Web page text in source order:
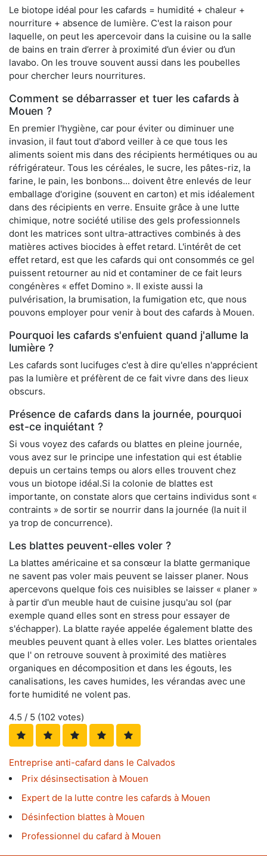
Le biotope idéal pour les cafards = humidité + chaleur +
nourriture + absence de lumière. C'est la raison pour
laquelle, on peut les apercevoir dans la cuisine ou la salle
de bains en train d’errer à proximité d’un évier ou d’un
lavabo. On les trouve souvent aussi dans les poubelles
pour chercher leurs nourritures.
Comment se débarrasser et tuer les cafards à
Mouen ?
En premier l'hygiène, car pour éviter ou diminuer une
invasion, il faut tout d'abord veiller à ce que tous les
aliments soient mis dans des récipients hermétiques ou au
réfrigérateur. Tous les céréales, le sucre, les pâtes-riz, la
farine, le pain, les bonbons... doivent être enlevés de leur
emballage d'origine (souvent en carton) et mis idéalement
dans des récipients en verre. Ensuite grâce à une lutte
chimique, notre société utilise des gels professionnels
dont les matrices sont ultra-attractives combinés à des
matières actives biocides à effet retard. L'intérêt de cet
effet retard, est que les cafards qui ont consommés ce gel
puissent retourner au nid et contaminer de ce fait leurs
congénères « effet Domino ». Il existe aussi la
pulvérisation, la brumisation, la fumigation etc, que nous
pouvons employer pour venir à bout des cafards à Mouen.
Pourquoi les cafards s'enfuient quand j'allume la
lumière ?
Les cafards sont lucifuges c'est à dire qu'elles n'apprécient
pas la lumière et préfèrent de ce fait vivre dans des lieux
obscurs.
Présence de cafards dans la journée, pourquoi
est-ce inquiétant ?
Si vous voyez des cafards ou blattes en pleine journée,
vous avez sur le principe une infestation qui est établie
depuis un certains temps ou alors elles trouvent chez
vous un biotope idéal.Si la colonie de blattes est
importante, on constate alors que certains individus sont «
contraints » de sortir se nourrir dans la journée (la nuit il
ya trop de concurrence).
Les blattes peuvent-elles voler ?
La blattes américaine et sa consœur la blatte germanique
ne savent pas voler mais peuvent se laisser planer. Nous
apercevons quelque fois ces nuisibles se laisser « planer »
à partir d'un meuble haut de cuisine jusqu'au sol (par
exemple quand elles sont en stress pour essayer de
s'échapper). La blatte rayée appelée également blatte des
meubles peuvent quant à elles voler. Les blattes orientales
que l' on retrouve souvent à proximité des matières
organiques en décomposition et dans les égouts, les
canalisations, les caves humides, les vérandas avec une
forte humidité ne volent pas.
4.5 / 5 (102 votes)
Entreprise anti-cafard dans le Calvados
Prix désinsectisation à Mouen
Expert de la lutte contre les cafards à Mouen
Désinfection blattes à Mouen
Professionnel du cafard à Mouen